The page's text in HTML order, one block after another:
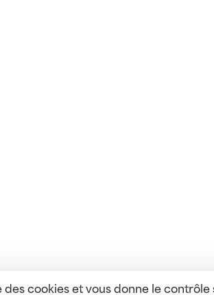
des cookies et vous donne le